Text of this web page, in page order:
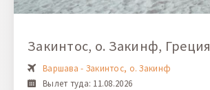
Закинтос, о. Закинф, Греция
Варшава - Закинтос, о. Закинф
Вылет туда: 11.08.2026